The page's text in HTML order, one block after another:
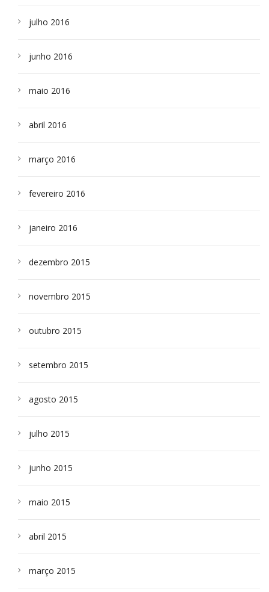
julho 2016
junho 2016
maio 2016
abril 2016
março 2016
fevereiro 2016
janeiro 2016
dezembro 2015
novembro 2015
outubro 2015
setembro 2015
agosto 2015
julho 2015
junho 2015
maio 2015
abril 2015
março 2015